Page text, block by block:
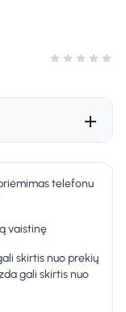
Įvertinimas 0
telefonu
vaistinę
skirtis nuo prekių
gali skirtis nuo